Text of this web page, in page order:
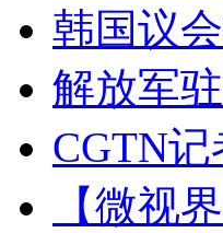
韩国议
解放军
CGTN
【微视